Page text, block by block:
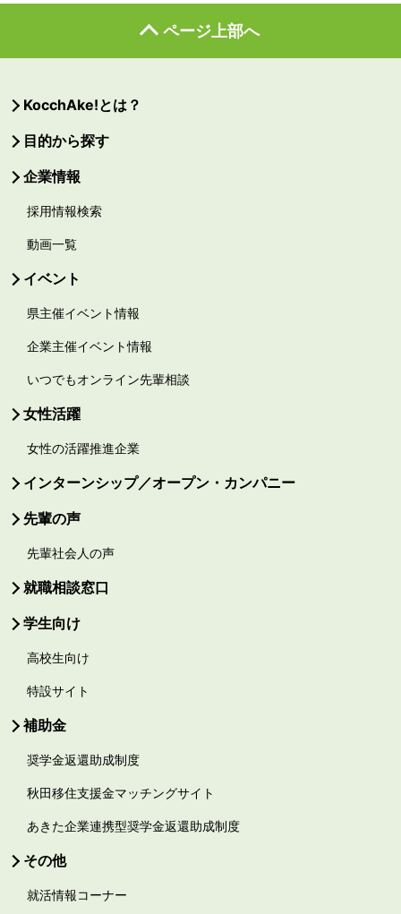
ページ上部へ
KocchAke!とは？
目的から探す
企業情報
採用情報検索
動画一覧
イベント
県主催イベント情報
企業主催イベント情報
いつでもオンライン先輩相談
女性活躍
女性の活躍推進企業
インターンシップ／オープン・カンパニー
先輩の声
先輩社会人の声
就職相談窓口
学生向け
高校生向け
特設サイト
補助金
奨学金返還助成制度
秋田移住支援金マッチングサイト
あきた企業連携型奨学金返還助成制度
その他
就活情報コーナー